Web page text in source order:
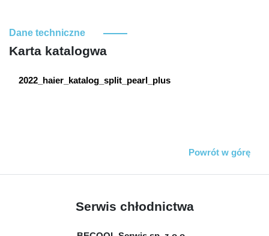
Dane techniczne
Karta katalogwa
2022_haier_katalog_split_pearl_plus
Powrót w górę
Serwis chłodnictwa